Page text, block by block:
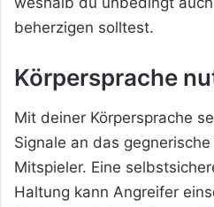
beherzigen solltest.
Körpersprache
Mit deiner Körpersprache
Signale an das
Mitspieler. Eine
Haltung kann Angreifer